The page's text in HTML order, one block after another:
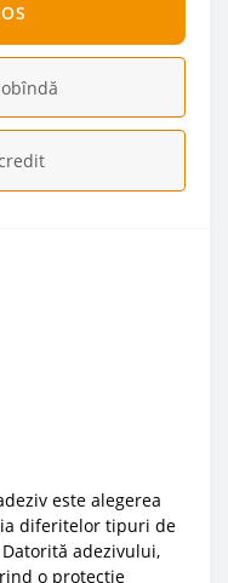
este alegerea
diferitelor tipuri de
adezivului,
o protecție